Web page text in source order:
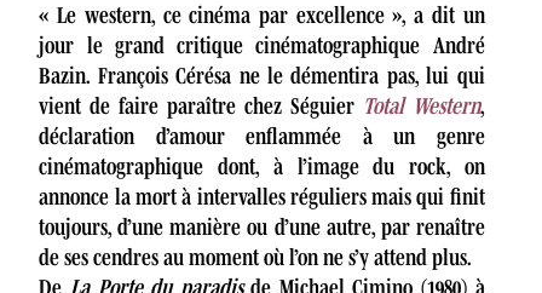
« Le western, ce cinéma par excellence », a dit un
jour le grand critique cinématographique André
Bazin. François Cérésa ne le démentira pas, lui qui
vient de faire paraître chez Séguier Total Western,
déclaration d’amour enflammée à un genre
cinématographique dont, à l’image du rock, on
annonce la mort à intervalles réguliers mais qui finit
toujours, d’une manière ou d’une autre, par renaître
de ses cendres au moment où l’on ne s’y attend plus.
De La Porte du paradisde Michael Cimino (1980) à